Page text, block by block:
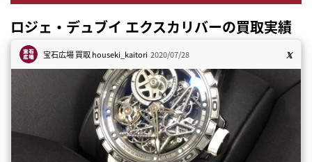
ロジェ・デュブイ エクスカリバーの買取実績
宝石広場 買取houseki_kaitori 2020/07/28